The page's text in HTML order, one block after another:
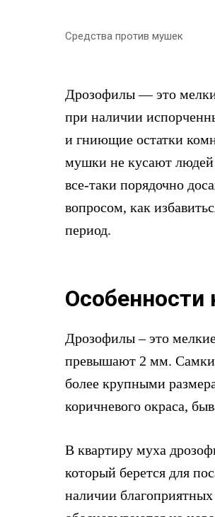
Средства против мушек
Дрозофилы — это
при наличии
и гниющие остатки
мушки не кусают людей
все-таки порядочно
вопросом, как
период.
Особенности
Дрозофилы – это
превышают 2 мм. Самки
более крупными
коричневого окраса,
В квартиру муха
который берется для
наличии